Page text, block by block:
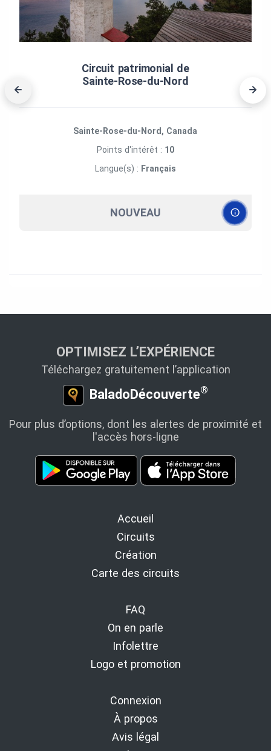
Circuit patrimonial de
Sainte‑Rose‑du‑Nord
Sainte-Rose-du-Nord, Canada
Points d'intérêt : 10
Langue(s) : Français
NOUVEAU
OPTIMISEZ L’EXPÉRIENCE
Téléchargez gratuitement l’application
BaladoDécouverte®
Pour plus d’options, dont les alertes de proximité et
l'accès hors-ligne
Accueil
Circuits
Création
Carte des circuits
FAQ
On en parle
Infolettre
Logo et promotion
Connexion
À propos
Avis légal